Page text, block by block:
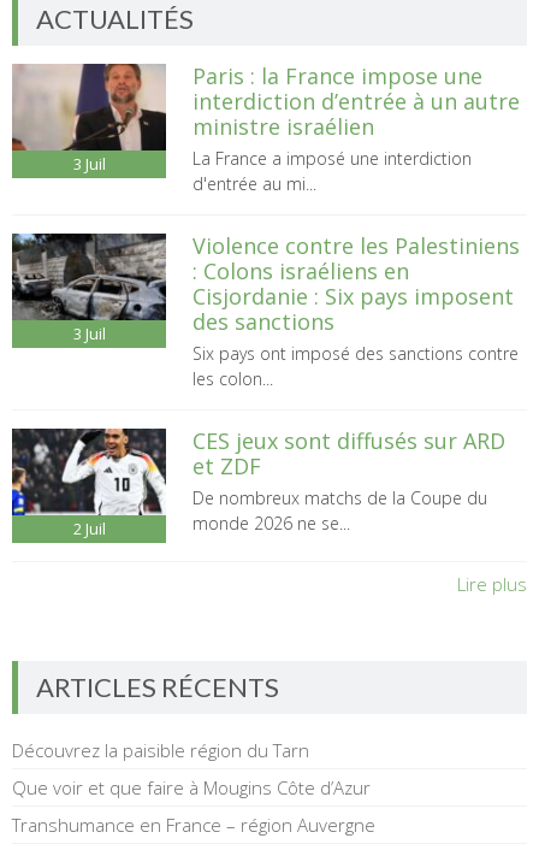
ACTUALITÉS
3 Juil
Paris : la France impose une
interdiction d’entrée à un autre
ministre israélien
La France a imposé une interdiction
d'entrée au mi...
3 Juil
Violence contre les Palestiniens
: Colons israéliens en
Cisjordanie : Six pays imposent
des sanctions
Six pays ont imposé des sanctions contre
les colon...
2 Juil
CES jeux sont diffusés sur ARD
et ZDF
De nombreux matchs de la Coupe du
monde 2026 ne se...
Lire plus
ARTICLES RÉCENTS
Découvrez la paisible région du Tarn
Que voir et que faire à Mougins Côte d’Azur
Transhumance en France – région Auvergne